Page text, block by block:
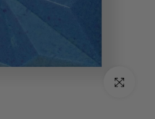
Click